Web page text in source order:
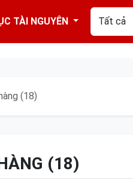
TÀI NGUYÊN
(18)
(18)